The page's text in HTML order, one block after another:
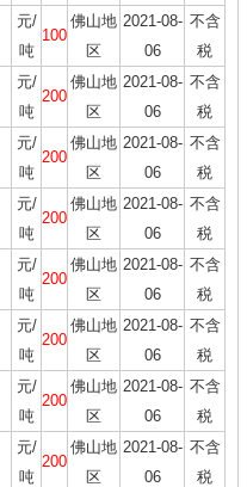
元/
吨
100
佛山地
区
2021-08-
06
不含
税
元/
吨
200
佛山地
区
2021-08-
06
不含
税
元/
吨
200
佛山地
区
2021-08-
06
不含
税
元/
吨
200
佛山地
区
2021-08-
06
不含
税
元/
吨
200
佛山地
区
2021-08-
06
不含
税
元/
吨
200
佛山地
区
2021-08-
06
不含
税
元/
吨
200
佛山地
区
2021-08-
06
不含
税
元/
吨
200
佛山地
区
2021-08-
06
不含
税